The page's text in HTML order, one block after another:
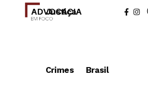
Justiça
Crimes Brasil